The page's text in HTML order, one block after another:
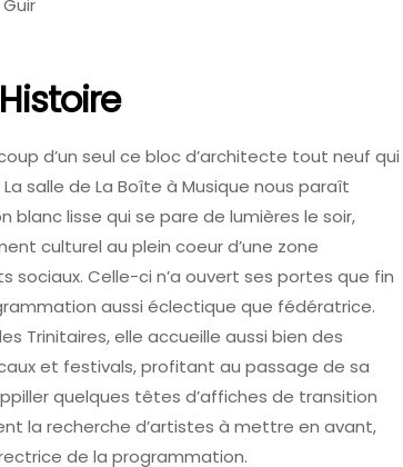
d’un seul ce bloc d’architecte tout neuf qui
salle de La Boîte à Musique nous paraît
blanc lisse qui se pare de lumières le soir,
culturel au plein coeur d’une zone
Celle-ci n’a ouvert ses portes que fin
aussi éclectique que fédératrice.
Trinitaires, elle accueille aussi bien des
et festivals, profitant au passage de sa
quelques têtes d’affiches de transition
la recherche d’artistes à mettre en avant,
de la programmation.